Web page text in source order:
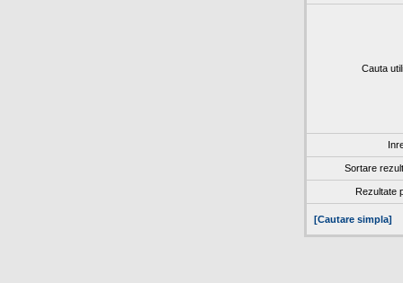
Cauta
Sortare
Rezultate
[Cautare simpla]